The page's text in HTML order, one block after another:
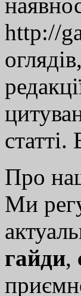
http://
Про
Ми
гайди,